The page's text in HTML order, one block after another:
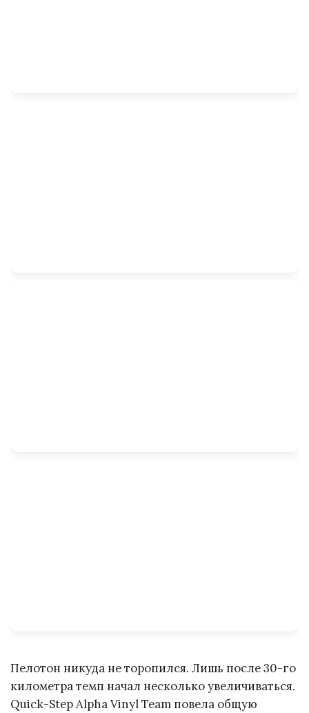
Пелотон никуда не торопился. Лишь после 30-го
километра темп начал несколько увеличиваться.
Quick-Step Alpha Vinyl Team повела общую